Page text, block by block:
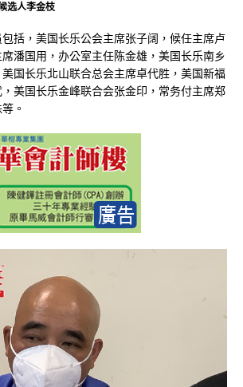
选人李金枝
括，美国长乐公会主席张子阔，候任主席卢
潘国用，办公室主任陈金雄，美国长乐南乡
国长乐北山联合总会主席卓代胜，美国新福
美国长乐金峰联合会张金印，常务付主席郑
。